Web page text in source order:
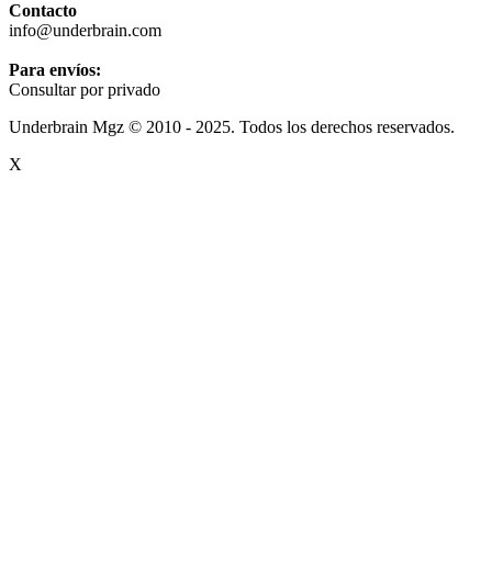
Contacto
info@underbrain.com
Para envíos:
Consultar por privado
Underbrain Mgz © 2010 - 2025. Todos los derechos reservados.
X